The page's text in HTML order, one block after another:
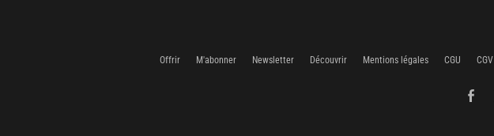
Offrir M'abonner Newsletter Découvrir Mentions légales CGU CGV